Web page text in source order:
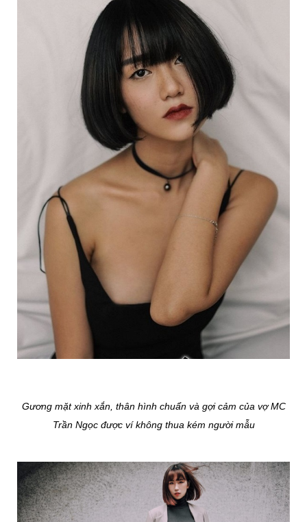
Gương mặt xinh xắn, thân hình chuẩn và gợi cảm của vợ MC
Trần Ngọc được ví không thua kém người mẫu